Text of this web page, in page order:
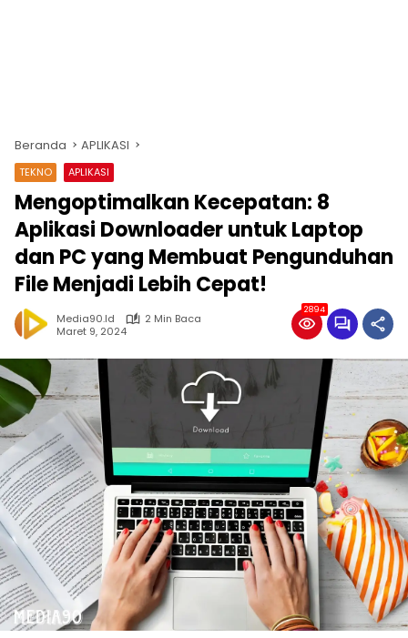
Beranda APLIKASI
TEKNO APLIKASI
Mengoptimalkan Kecepatan: 8
Aplikasi Downloader untuk Laptop
dan PC yang Membuat Pengunduhan
File Menjadi Lebih Cepat!
Media90.id
2 Min Baca
Maret 9, 2024
2894